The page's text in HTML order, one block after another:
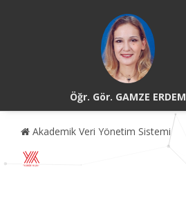
Öğr. Gör. GAMZE ERDEM
Akademik Veri Yönetim Sistemi